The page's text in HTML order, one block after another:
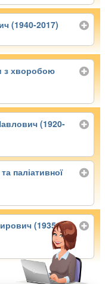
(1940-2017)
з хворобою
(1920-
паліативної
(1935-